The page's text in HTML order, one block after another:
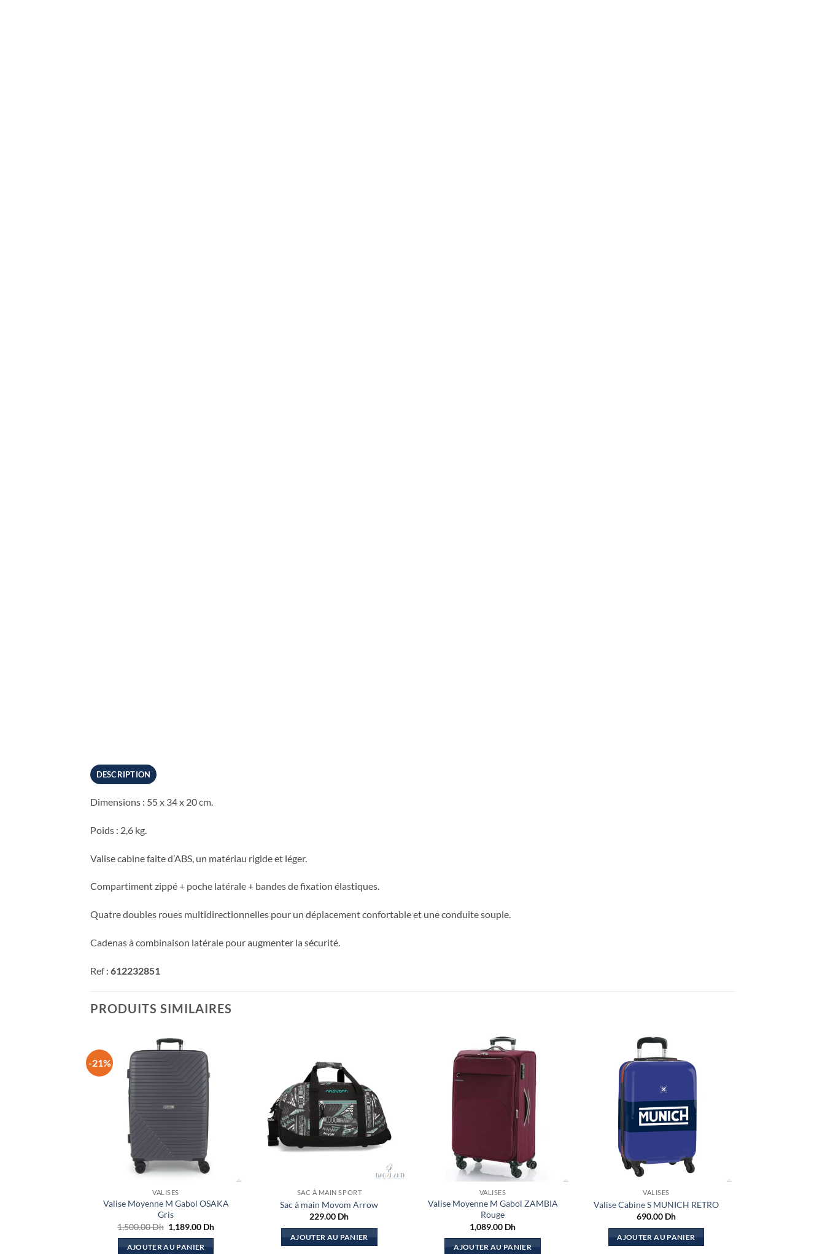
DESCRIPTION
Dimensions : 55 x 34 x 20 cm.
Poids : 2,6 kg.
Valise cabine faite d’ABS, un matériau rigide et léger.
Compartiment zippé + poche latérale + bandes de fixation élastiques.
Quatre doubles roues multidirectionnelles pour un déplacement confortable et une conduite souple.
Cadenas à combinaison latérale pour augmenter la sécurité.
Ref : 612232851
PRODUITS SIMILAIRES
-21%
VALISES
Valise Moyenne M Gabol OSAKA
Gris
1,500.00Dh Le
prix
initial
était :
1,189.00 DhLe
AJOUTER AU PANIER
SAC À MAIN SPORT
Sac à main Movom Arrow
229.00 Dh
AJOUTER AU PANIER
VALISES
Valise Moyenne M Gabol ZAMBIA
Rouge
1,089.00 Dh
AJOUTER AU PANIER
VALISES
Valise Cabine S MUNICH RETRO
690.00 Dh
AJOUTER AU PANIER